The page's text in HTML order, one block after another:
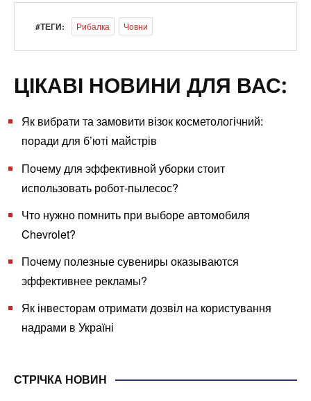
#ТЕГИ: Рибалка Човни
ЦІКАВІ НОВИНИ ДЛЯ ВАС:
Як вибрати та замовити візок косметологічний:
поради для б’юті майстрів
Почему для эффективной уборки стоит
использовать робот-пылесос?
Что нужно помнить при выборе автомобиля
Chevrolet?
Почему полезные сувениры оказываются
эффективнее рекламы?
Як інвесторам отримати дозвіл на користування
надрами в Україні
СТРІЧКА НОВИН